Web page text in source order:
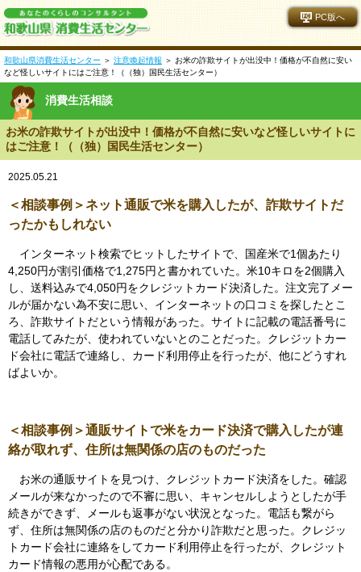
PC版へ
和歌山県消費生活センター ＞ 注意喚起情報 ＞ お米の詐欺サイトが出没中！価格が不自然に安い
など怪しいサイトにはご注意！（（独）国民生活センター）
消費生活相談
お米の詐欺サイトが出没中！価格が不自然に安いなど怪しいサイトに
はご注意！（（独）国民生活センター）
2025.05.21
＜相談事例＞ネット通販で米を購入したが、詐欺サイトだ
ったかもしれない
インターネット検索でヒットしたサイトで、国産米で1個あたり
4,250円が割引価格で1,275円と書かれていた。米10キロを2個購入
し、送料込みで4,050円をクレジットカード決済した。注文完了メー
ルが届かない為不安に思い、インターネットの口コミを探したとこ
ろ、詐欺サイトだという情報があった。サイトに記載の電話番号に
電話してみたが、使われていないとのことだった。クレジットカー
ド会社に電話で連絡し、カード利用停止を行ったが、他にどうすれ
ばよいか。
＜相談事例＞通販サイトで米をカード決済で購入したが連
絡が取れず、住所は無関係の店のものだった
お米の通販サイトを見つけ、クレジットカード決済をした。確認
メールが来なかったので不審に思い、キャンセルしようとしたが手
続きができず、メールも返事がない状況となった。電話も繋がら
ず、住所は無関係の店のものだと分かり詐欺だと思った。クレジッ
トカード会社に連絡をしてカード利用停止を行ったが、クレジット
カード情報の悪用が心配である。